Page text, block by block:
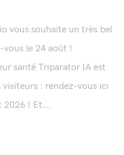
vous souhaite un très bel
vous le 24 août !
santé Triparator IA est
: rendez-vous ici
2026 ! Et...